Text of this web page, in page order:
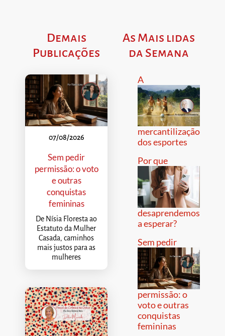
Demais
Publicações
07/08/2026
Sem pedir
permissão: o voto
e outras
conquistas
femininas
De Nísia Floresta ao
Estatuto da Mulher
Casada, caminhos
mais justos para as
mulheres
As Mais lidas
da Semana
A
mercantilização
dos esportes
Por que
desaprendemos
a esperar?
Sem pedir
permissão: o
voto e outras
conquistas
femininas